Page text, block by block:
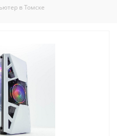
в Томске